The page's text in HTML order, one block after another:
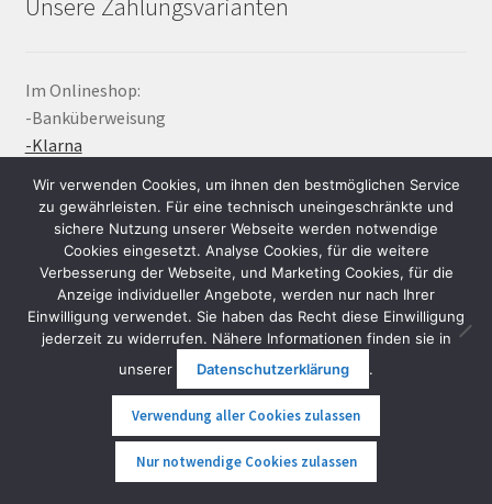
Unsere Zahlungsvarianten
Im Onlineshop:
-Banküberweisung
-Klarna
Bei Abholung in der Übungshalle:
-Bar- und Bankomatzahlung
-Paypal
-Apple Pay
-Google Pay
-SEPA Echtzeitüberweisung
-Mastercard
Auf Anfrage bieten wir bei Bestellungen größer EUR
Wir verwenden Cookies, um ihnen den bestmöglichen Service
zu gewährleisten. Für eine technisch uneingeschränkte und
sichere Nutzung unserer Webseite werden notwendige
Cookies eingesetzt. Analyse Cookies, für die weitere
Verbesserung der Webseite, und Marketing Cookies, für die
Anzeige individueller Angebote, werden nur nach Ihrer
Einwilligung verwendet. Sie haben das Recht diese Einwilligung
jederzeit zu widerrufen. Nähere Informationen finden sie in
unserer
Datenschutzerklärung .
Verwendung aller Cookies zulassen
Nur notwendige Cookies zulassen